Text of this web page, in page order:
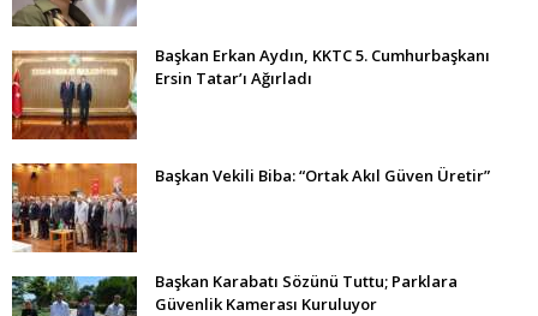
Başkan Erkan Aydın, KKTC 5. Cumhurbaşkanı
Ersin Tatar’ı Ağırladı
Başkan Vekili Biba: “Ortak Akıl Güven Üretir”
Başkan Karabatı Sözünü Tuttu; Parklara
Güvenlik Kamerası Kuruluyor